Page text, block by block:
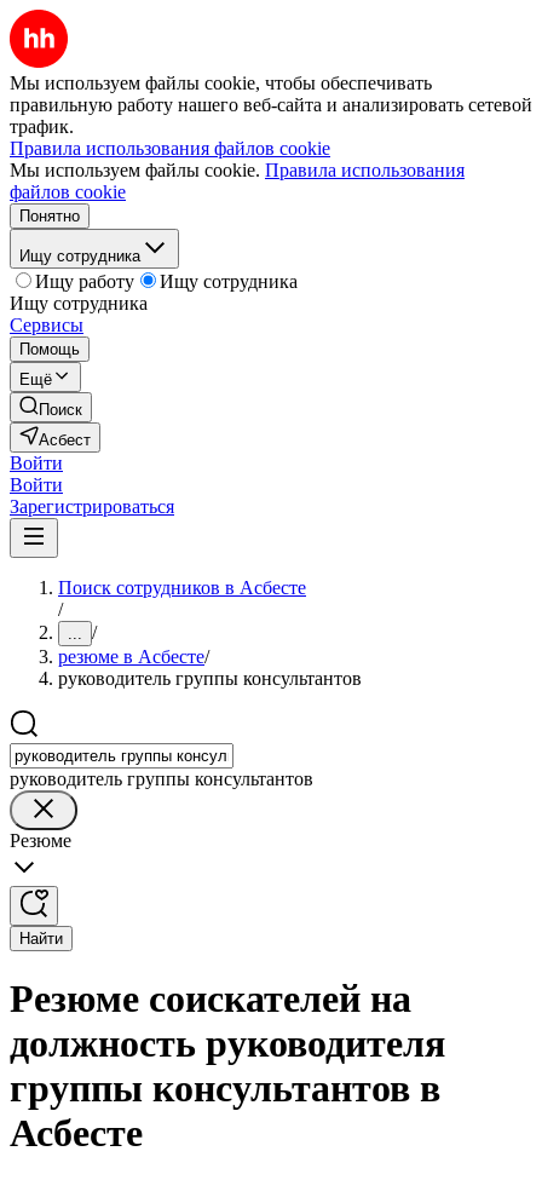
Мы используем файлы cookie, чтобы обеспечивать
правильную работу нашего веб-сайта и анализировать сетевой
трафик.
Правила использования файлов cookie
Мы используем файлы cookie. Правила использования
файлов cookie
Понятно
Ищу сотрудника
Ищу работу
Ищу сотрудника
Ищу сотрудника
Сервисы
Помощь
Ещё
Поиск
Асбест
Войти
Войти
Зарегистрироваться
Поиск сотрудников в Асбесте
/
... /
резюме в Асбесте/
руководитель группы консультантов
руководитель группы консультантов
Резюме
Найти
Резюме соискателей на
должность руководителя
группы консультантов в
Асбесте